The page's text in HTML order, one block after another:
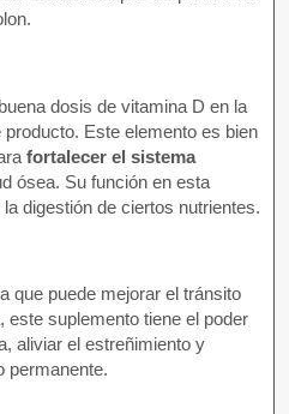
dosis de vitamina D en la
Este elemento es bien
fortalecer el sistema
ósea. Su función en esta
digestión de ciertos nutrientes.
que puede mejorar el tránsito
este suplemento tiene el poder
aliviar el estreñimiento y
permanente.